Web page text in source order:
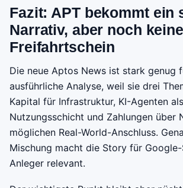
Fazit: APT bekommt ein
Narrativ, aber noch
Freifahrtschein
Die neue Aptos News ist stark genug
ausführliche Analyse, weil sie drei
Kapital für Infrastruktur, KI-Agenten
Nutzungsschicht und Zahlungen über
möglichen Real-World-Anschluss.
Mischung macht die Story für Google-
Anleger relevant.